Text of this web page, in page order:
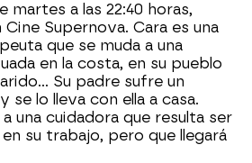
a las 22:40 horas,
Supernova. Cara es una
que se muda a una
en la costa, en su pueblo
Su padre sufre un
se lo lleva con ella a casa.
una cuidadora que resulta ser
su trabajo, pero que llegará